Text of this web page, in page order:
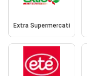
Extra Supermercati